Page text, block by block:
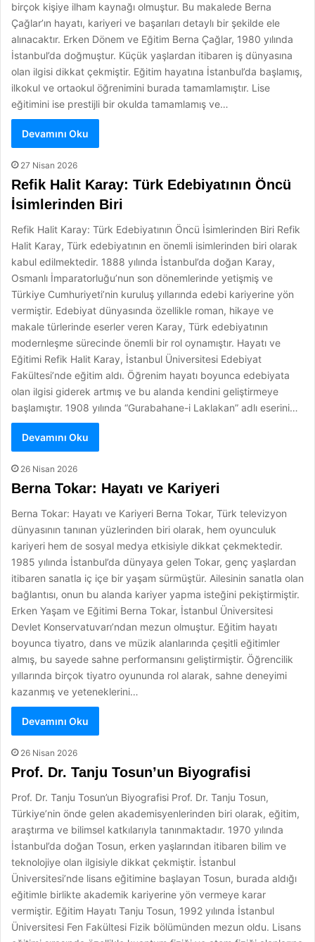
birçok kişiye ilham kaynağı olmuştur. Bu makalede Berna
Çağlar’ın hayatı, kariyeri ve başarıları detaylı bir şekilde ele
alınacaktır. Erken Dönem ve Eğitim Berna Çağlar, 1980 yılında
İstanbul’da doğmuştur. Küçük yaşlardan itibaren iş dünyasına
olan ilgisi dikkat çekmiştir. Eğitim hayatına İstanbul’da başlamış,
ilkokul ve ortaokul öğrenimini burada tamamlamıştır. Lise
eğitimini ise prestijli bir okulda tamamlamış ve…
Devamını Oku
27 Nisan 2026
Refik Halit Karay: Türk Edebiyatının Öncü
İsimlerinden Biri
Refik Halit Karay: Türk Edebiyatının Öncü İsimlerinden Biri Refik
Halit Karay, Türk edebiyatının en önemli isimlerinden biri olarak
kabul edilmektedir. 1888 yılında İstanbul’da doğan Karay,
Osmanlı İmparatorluğu’nun son dönemlerinde yetişmiş ve
Türkiye Cumhuriyeti’nin kuruluş yıllarında edebi kariyerine yön
vermiştir. Edebiyat dünyasında özellikle roman, hikaye ve
makale türlerinde eserler veren Karay, Türk edebiyatının
modernleşme sürecinde önemli bir rol oynamıştır. Hayatı ve
Eğitimi Refik Halit Karay, İstanbul Üniversitesi Edebiyat
Fakültesi’nde eğitim aldı. Öğrenim hayatı boyunca edebiyata
olan ilgisi giderek artmış ve bu alanda kendini geliştirmeye
başlamıştır. 1908 yılında “Gurabahane-i Laklakan” adlı eserini…
Devamını Oku
26 Nisan 2026
Berna Tokar: Hayatı ve Kariyeri
Berna Tokar: Hayatı ve Kariyeri Berna Tokar, Türk televizyon
dünyasının tanınan yüzlerinden biri olarak, hem oyunculuk
kariyeri hem de sosyal medya etkisiyle dikkat çekmektedir.
1985 yılında İstanbul’da dünyaya gelen Tokar, genç yaşlardan
itibaren sanatla iç içe bir yaşam sürmüştür. Ailesinin sanatla olan
bağlantısı, onun bu alanda kariyer yapma isteğini pekiştirmiştir.
Erken Yaşam ve Eğitimi Berna Tokar, İstanbul Üniversitesi
Devlet Konservatuvarı’ndan mezun olmuştur. Eğitim hayatı
boyunca tiyatro, dans ve müzik alanlarında çeşitli eğitimler
almış, bu sayede sahne performansını geliştirmiştir. Öğrencilik
yıllarında birçok tiyatro oyununda rol alarak, sahne deneyimi
kazanmış ve yeteneklerini…
Devamını Oku
26 Nisan 2026
Prof. Dr. Tanju Tosun’un Biyografisi
Prof. Dr. Tanju Tosun’un Biyografisi Prof. Dr. Tanju Tosun,
Türkiye’nin önde gelen akademisyenlerinden biri olarak, eğitim,
araştırma ve bilimsel katkılarıyla tanınmaktadır. 1970 yılında
İstanbul’da doğan Tosun, erken yaşlarından itibaren bilim ve
teknolojiye olan ilgisiyle dikkat çekmiştir. İstanbul
Üniversitesi’nde lisans eğitimine başlayan Tosun, burada aldığı
eğitimle birlikte akademik kariyerine yön vermeye karar
vermiştir. Eğitim Hayatı Tanju Tosun, 1992 yılında İstanbul
Üniversitesi Fen Fakültesi Fizik bölümünden mezun oldu. Lisans